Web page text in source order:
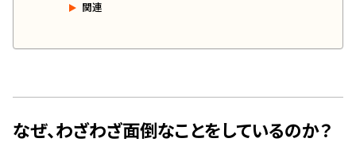
関連
なぜ、わざわざ面倒なことをしているのか？